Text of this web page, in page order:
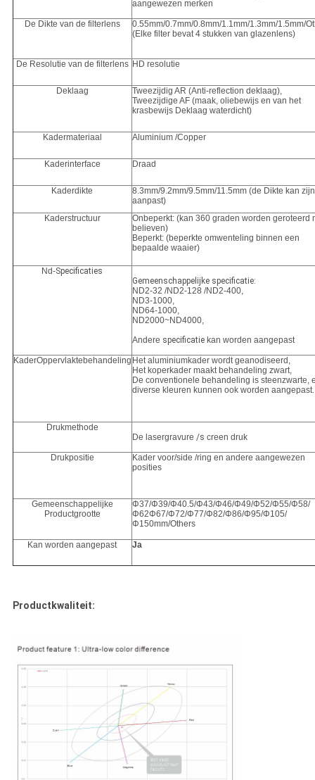
aangewezen merken
De Dikte van de filterlens
0.55mm/0.7mm/0.8mm/1.1mm/1.3mm/1.5mm/
(Elke filter bevat 4 stukken van glazenlens)
De Resolutie van de filterlens HD resolutie
Deklaag
Tweezijdig AR (Anti-reflection deklaag),
Tweezijdige AF (maak, oliebewijs en van het
krasbewijs Deklaag waterdicht)
Kadermateriaal Aluminium /Copper
Kaderinterface Draad
Kaderdikte
8.3mm/9.2mm/9.5mm/11.5mm (de Dikte kan zijn
aanpast)
Kaderstructuur
Onbeperkt: (kan 360 graden worden geroteerd
believen)
Beperkt: (beperkte omwenteling binnen een
bepaalde waaier)
Nd-Specificaties
Gemeenschappelijke specificatie:
ND2-32 /ND2-128 /ND2-400,
ND3-1000,
ND64-1000,
ND2000~ND4000,
Andere specificatie kan worden aangepast
KaderOppervlaktebehandeling Het aluminiumkader wordt geanodiseerd,
Het koperkader maakt behandeling zwart,
De conventionele behandeling is steenzwarte,
diverse kleuren kunnen ook worden aangepast.
Drukmethode
De lasergravure /s creen druk
Drukpositie
Kader voor/side /ring en andere aangewezen
posities
Gemeenschappelijke
Productgrootte
Φ37/Φ39/Φ40.5/Φ43/Φ46/Φ49/Φ52/Φ55/Φ58/
Φ62Φ67/Φ72/Φ77/Φ82/Φ86/Φ95/Φ105/
Φ150mm/Others
Kan worden aangepast Ja
Productkwaliteit: